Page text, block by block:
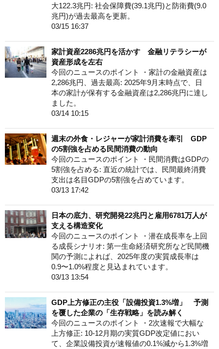
大122.3兆円: 社会保障費(39.1兆円)と防衛費(9.0
兆円)が過去最高を更新。
03/15 16:37
家計資産2286兆円を活かす 金融リテラシーが
資産形成を左右
今回のニュースのポイント ・家計の金融資産は
2,286兆円、過去最高: 2025年9月末時点で、日
本の家計が保有する金融資産は2,286兆円に達し
ました。
03/14 10:15
週末の外食・レジャーが家計消費を牽引 GDP
の5割強を占める民間消費の動向
今回のニュースのポイント ・民間消費はGDPの
5割強を占める: 直近の統計では、民間最終消費
支出は名目GDPの5割強を占めています。
03/13 17:42
日本の底力、研究開発22兆円と雇用6781万人が
支える構造変化
今回のニュースのポイント ・潜在成長率を上回
る成長シナリオ: 第一生命経済研究所など民間機
関の予測によれば、2025年度の実質成長率は
0.9〜1.0%程度と見込まれています。
03/13 13:54
GDP上方修正の主役「設備投資1.3%増」 予測
を覆した企業の「生存戦略」を読み解く
今回のニュースのポイント ・2次速報で大幅な
上方修正: 10-12月期の実質GDP改定値におい
て、企業設備投資が速報値の0.1%減から1.3%増